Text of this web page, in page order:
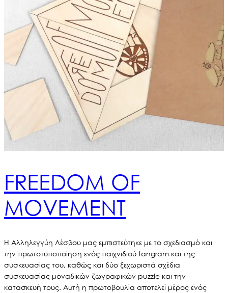
FREEDOM OF
MOVEMENT
Η Αλληλεγγύη Λέσβου μας εμπιστεύτηκε με το σχεδιασμό και
την πρωτοτυποποίηση ενός παιχνιδιού tangram και της
συσκευασίας του, καθώς και δύο ξεχωριστά σχέδια
συσκευασίας μοναδικών ζωγραφικών puzzle και την
κατασκευή τους. Αυτή η πρωτοβουλία αποτελεί μέρος ενός